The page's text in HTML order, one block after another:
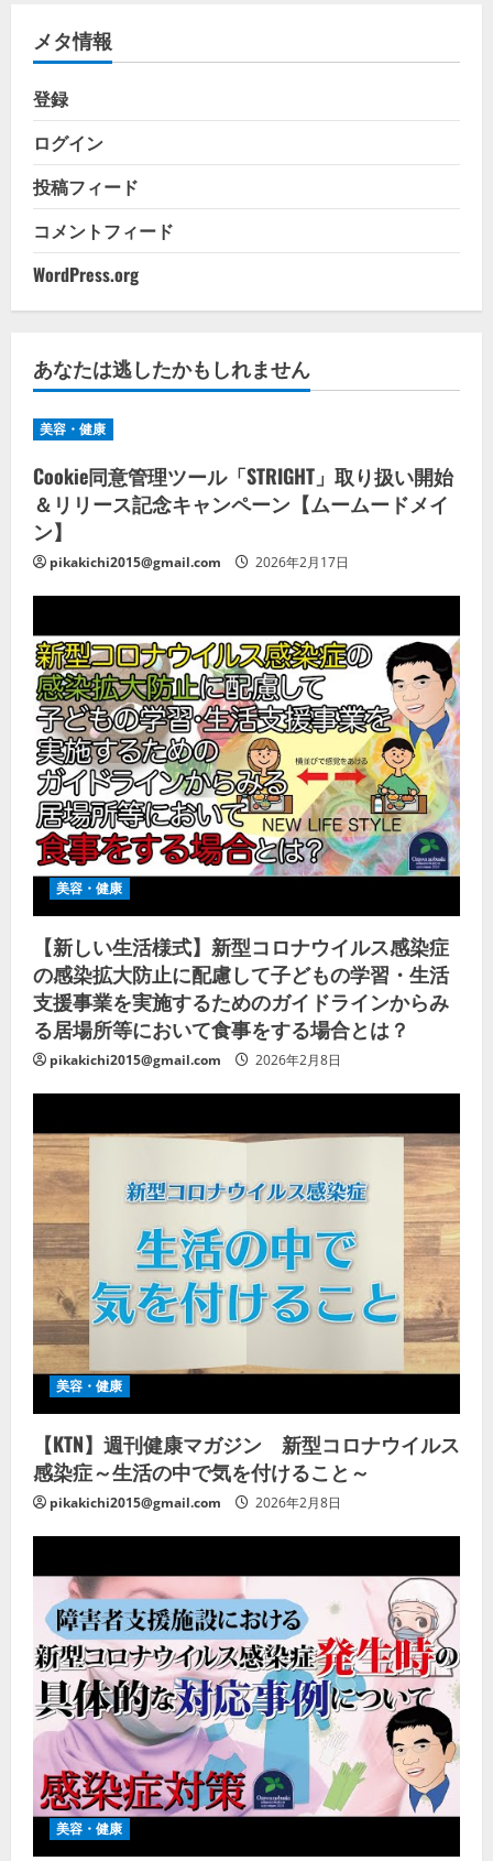
ー
メタ情報
登録
ログイン
投稿フィード
コメントフィード
WordPress.org
あなたは逃したかもしれません
美容・健康
Cookie同意管理ツール「STRIGHT」取り扱い開始
＆リリース記念キャンペーン【ムームードメイ
ン】
pikakichi2015@gmail.com 2026年2月17日
美容・健康
【新しい生活様式】新型コロナウイルス感染症
の感染拡大防止に配慮して子どもの学習・生活
支援事業を実施するためのガイドラインからみ
る居場所等において食事をする場合とは？
pikakichi2015@gmail.com 2026年2月8日
美容・健康
【KTN】週刊健康マガジン 新型コロナウイルス
感染症～生活の中で気を付けること～
pikakichi2015@gmail.com 2026年2月8日
美容・健康